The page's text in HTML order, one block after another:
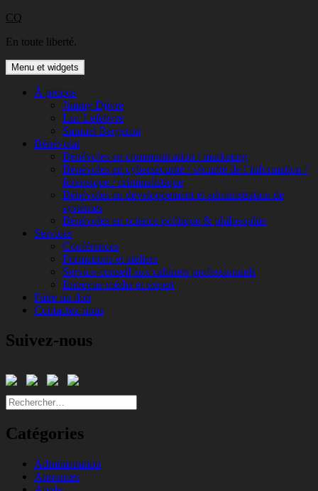
Aller
contenu
CQ
En toute liberté.
Menu et widgets
À propos
Jimmy Djivre
Luc Lefebvre
Samuel Bergeron
Bénévolat
Bénévoles en communication / marketing
Bénévoles en cybersécurité / sécurité de l’information /
forensique / criminalistique
Bénévoles en développement et administration de
systèmes
Bénévoles en science politique & philosophie
Services
Conférences
Formations et ateliers
Service-conseil aux cabinets professionnels
Entrevue média et expert
Faire un don
Contactez-nous
Suivez-nous
Rechercher :
Catégories
Administration
Annonces